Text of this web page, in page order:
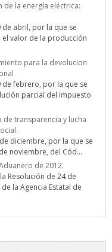
la energía eléctrica:
de abril, por la que se
valor de la producción
para la devolucion
de febrero, por la que se
parcial del Impuesto
transparencia y lucha
diciembre, por la que se
noviembre, del Cód...
de 2012.
Resolución de 24 de
la Agencia Estatal de